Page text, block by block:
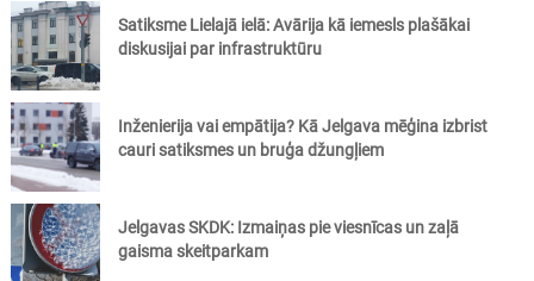
Satiksme Lielajā ielā: Avārija kā iemesls plašākai
diskusijai par infrastruktūru
Inženierija vai empātija? Kā Jelgava mēģina izbrist
cauri satiksmes un bruģa džungļiem
Jelgavas SKDK: Izmaiņas pie viesnīcas un zaļā
gaisma skeitparkam